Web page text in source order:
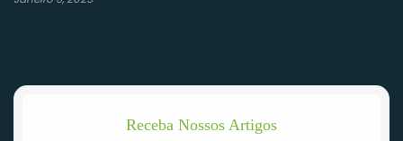
Receba Nossos Artigos